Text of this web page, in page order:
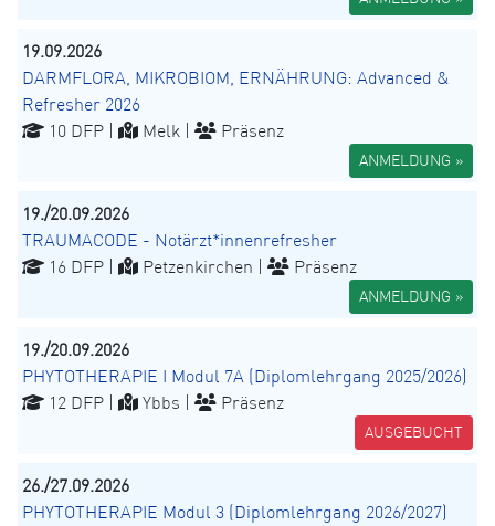
19.09.2026
DARMFLORA, MIKROBIOM, ERNÄHRUNG: Advanced &
Refresher 2026
10 DFP |
Melk | Präsenz
ANMELDUNG »
19./20.09.2026
TRAUMACODE - Notärzt*innenrefresher
16 DFP |
Petzenkirchen | Präsenz
ANMELDUNG »
19./20.09.2026
PHYTOTHERAPIE I Modul 7A (Diplomlehrgang 2025/2026)
12 DFP |
Ybbs | Präsenz
AUSGEBUCHT
26./27.09.2026
PHYTOTHERAPIE Modul 3 (Diplomlehrgang 2026/2027)